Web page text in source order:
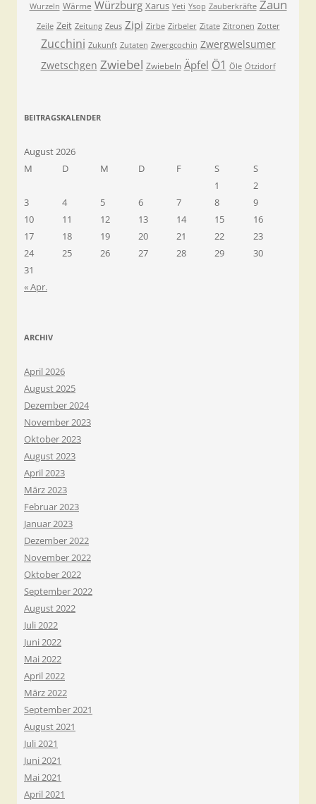
Wurzeln Wärme Würzburg Xarus Yeti Ysop Zauberkräfte Zaun
Zeile Zeit Zeitung Zeus Zipi Zirbe Zirbeler Zitate Zitronen Zotter
Zucchini Zukunft Zutaten Zwergcochin Zwergwelsumer
Zwetschgen Zwiebel Zwiebeln Äpfel Ö1 Öle Ötzidorf
BEITRAGSKALENDER
August 2026
M
D M D F S
S
1
2
3
4 5 6 7 8
9
10
11 12 13 14 15
16
17
18 19 20 21 22
23
24
25 26 27 28 29
30
31
« Apr.
ARCHIV
April 2026
August 2025
Dezember 2024
November 2023
Oktober 2023
August 2023
April 2023
März 2023
Februar 2023
Januar 2023
Dezember 2022
November 2022
Oktober 2022
September 2022
August 2022
Juli 2022
Juni 2022
Mai 2022
April 2022
März 2022
September 2021
August 2021
Juli 2021
Juni 2021
Mai 2021
April 2021